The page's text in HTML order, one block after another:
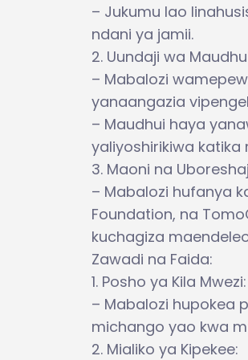
– Jukumu lao
ndani ya jamii.
2. Uundaji wa
– Mabalozi
yanaangazia
– Maudhui haya
yaliyoshirikiwa katika
3. Maoni na
– Mabalozi hufanya
Foundation, na
kuchagiza
Zawadi na Faida:
1. Posho ya Kila Mwezi:
– Mabalozi hupokea
michango yao kwa
2. Mialiko ya Kipekee: